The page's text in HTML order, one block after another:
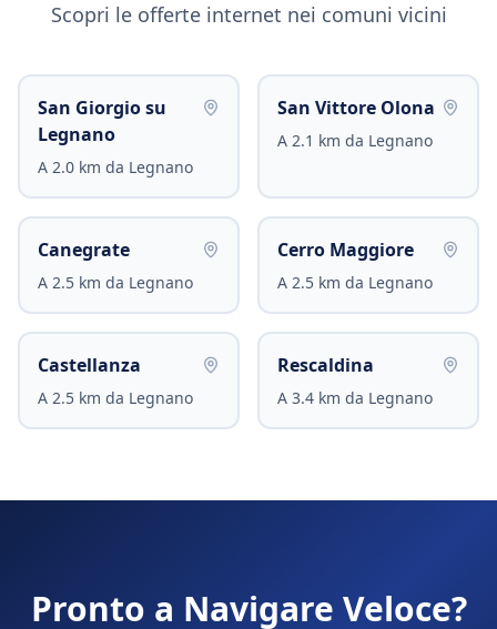
Scopri le offerte internet nei comuni vicini
San Giorgio su
Legnano
A 2.0 km da Legnano
San Vittore Olona
A 2.1 km da Legnano
Canegrate
A 2.5 km da Legnano
Cerro Maggiore
A 2.5 km da Legnano
Castellanza
A 2.5 km da Legnano
Rescaldina
A 3.4 km da Legnano
Pronto a Navigare Veloce?